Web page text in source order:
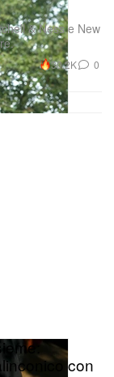
& Ness e New
30.2K 0
con